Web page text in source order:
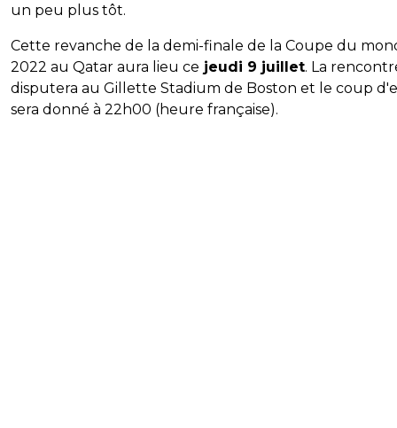
un peu plus tôt.
Cette revanche de la demi-finale de la Coupe du
2022 au Qatar aura lieu ce jeudi 9 juillet. La
disputera au Gillette Stadium de Boston et le coup
sera donné à 22h00 (heure française).